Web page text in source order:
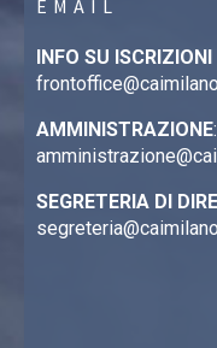
EMAIL
INFO SU
AMMINISTRAZIONE:
SEGRETERIA DI